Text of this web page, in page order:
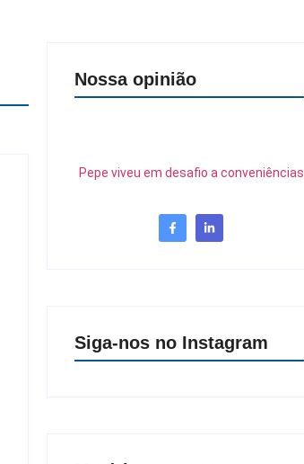
Nossa opinião
Pepe viveu em desafio a conveniências
Siga-nos no Instagram